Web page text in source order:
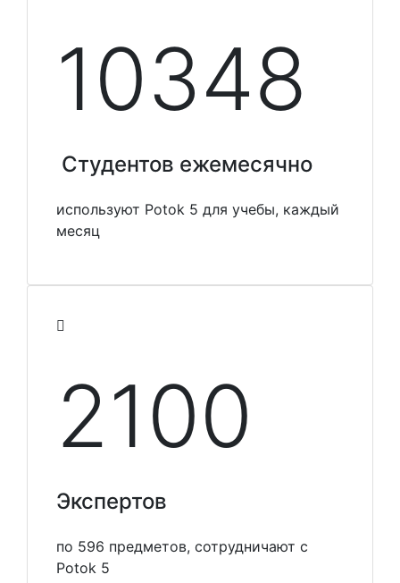
10348
Студентов ежемесячно
используют Potok 5 для учебы, каждый
месяц
2100
Экспертов
по 596 предметов, сотрудничают с
Potok 5